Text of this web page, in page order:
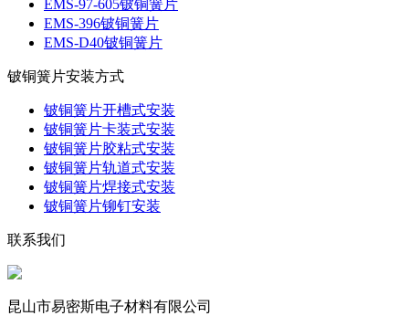
EMS-97-605铍铜簧片
EMS-396铍铜簧片
EMS-D40铍铜簧片
铍铜簧片安装方式
铍铜簧片开槽式安装
铍铜簧片卡装式安装
铍铜簧片胶粘式安装
铍铜簧片轨道式安装
铍铜簧片焊接式安装
铍铜簧片铆钉安装
联系我们
昆山市易密斯电子材料有限公司